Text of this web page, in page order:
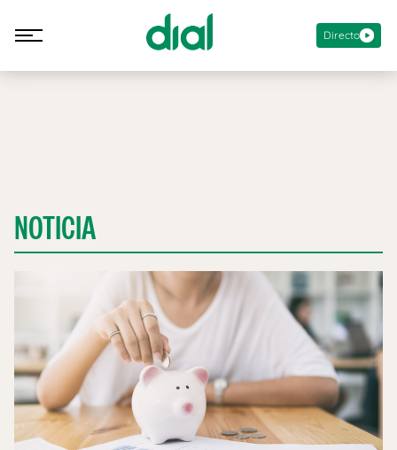
Directo
NOTICIA